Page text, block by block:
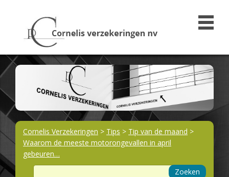
Cornelis Verzekeringen > Tips > Tip van de maand >
Waarom de meeste motorongevallen in april
gebeuren…
Zoeken